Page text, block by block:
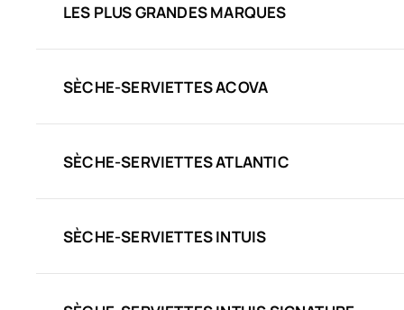
LES PLUS GRANDES MARQUES
SÈCHE-SERVIETTES ACOVA
SÈCHE-SERVIETTES ATLANTIC
SÈCHE-SERVIETTES INTUIS